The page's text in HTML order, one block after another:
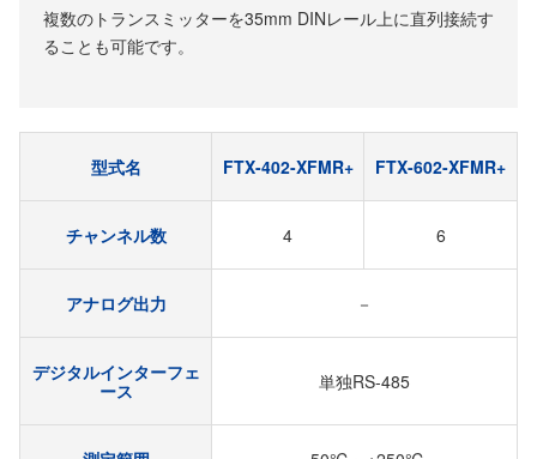
複数のトランスミッターを35mm DINレール上に直列接続す
ることも可能です。
型式名 FTX-402-XFMR+ FTX-602-XFMR+
チャンネル数 4 6
アナログ出力 －
デジタルインターフェ
ース
単独RS-485